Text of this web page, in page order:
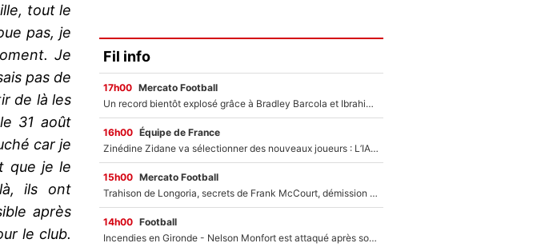
tout le
pas, je
Je
pas de
de là les
31 août
car je
que je le
ils ont
après
le club.
Fil info
17h00 Mercato Football
Un record bientôt explosé grâce à Bradley Barcola et Ibrahim Mbaye : Le PSG sur le point de réaliser un mercato historique ?
16h00 Équipe de France
Zinédine Zidane va sélectionner des nouveaux joueurs : L’IA dévoile les 5 cracks qui pourraient rapidement le rejoindre en équipe de France !
15h00 Mercato Football
Trahison de Longoria, secrets de Frank McCourt, démission de Roberto De Zerbi : Medhi Benatia se lâche sur son départ de l'OM et fait d'importantes révélations
14h00 Football
Incendies en Gironde - Nelson Monfort est attaqué après son dérapage sur CNews : «Et lui, il prend combien pour parler dans un studio climatisé?»